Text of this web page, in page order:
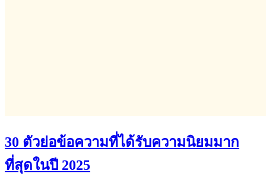
30 ตัวย่อข้อความที่ได้รับความนิยมมาก
ที่สุดในปี 2025